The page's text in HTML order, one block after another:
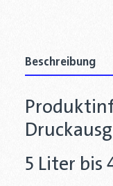
Beschreibung
5 Liter bis